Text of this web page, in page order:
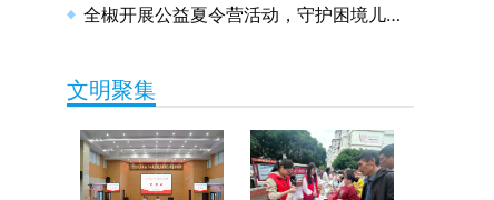
全椒开展公益夏令营活动，守护困境儿童健康成长
文明聚集